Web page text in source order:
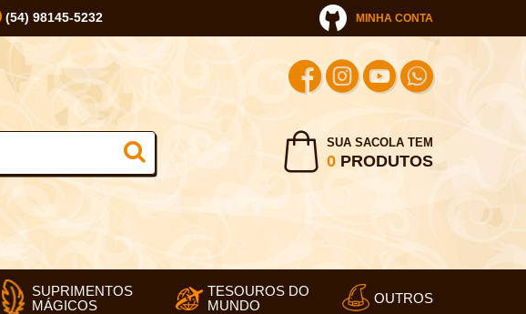
(54) 98145-5232 MINHA CONTA
SUA SACOLA TEM
0PRODUTOS
SUPRIMENTOS
MÁGICOS
TESOUROS DO
MUNDO
OUTROS